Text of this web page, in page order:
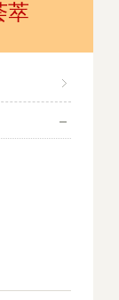
艺术研究中心
萃